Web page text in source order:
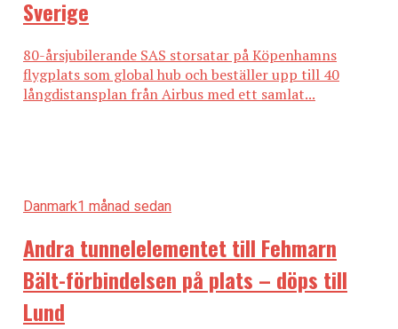
Sverige
80-årsjubilerande SAS storsatar på Köpenhamns
flygplats som global hub och beställer upp till 40
långdistansplan från Airbus med ett samlat...
Danmark1 månad sedan
Andra tunnelelementet till Fehmarn
Bält-förbindelsen på plats – döps till
Lund